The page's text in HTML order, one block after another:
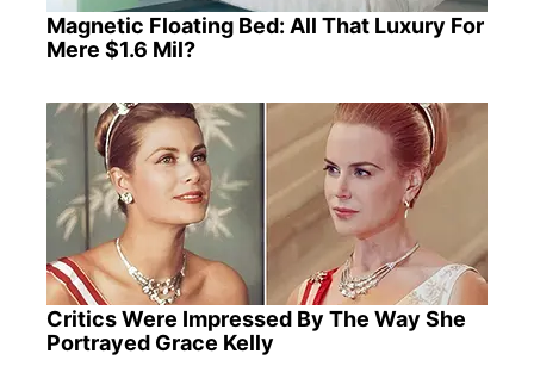
Magnetic Floating Bed: All That Luxury For
Mere $1.6 Mil?
Critics Were Impressed By The Way She
Portrayed Grace Kelly